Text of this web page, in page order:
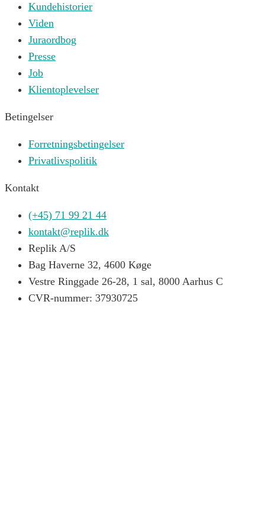
Kundehistorier
Viden
Juraordbog
Presse
Job
Klientoplevelser
Betingelser
Forretningsbetingelser
Privatlivspolitik
Kontakt
(+45) 71 99 21 44
kontakt@replik.dk
Replik A/S
Bag Haverne 32, 4600 Køge
Vestre Ringgade 26-28, 1 sal, 8000 Aarhus C
CVR-nummer: 37930725